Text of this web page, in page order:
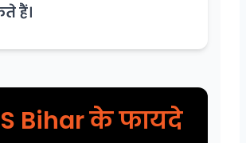
हैं।
Bihar के फायदे